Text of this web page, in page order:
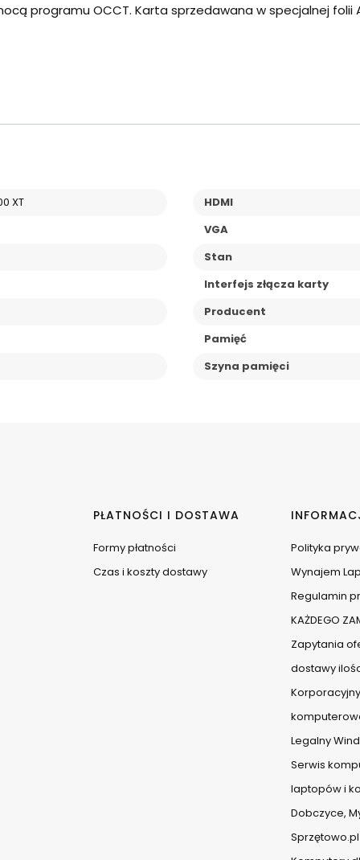
programu OCCT. Karta sprzedawana w specjalnej folii
XT HDMI
VGA
Stan
Interfejs złącza karty
Producent
Pamięć
Szyna pamięci
PŁATNOŚCI I DOSTAWA
Formy płatności
Czas i koszty dostawy
Polityka
Wynajem
Regulamin
KAŻDEGO
Zapytania
dostawy
Legalny
Serwis
laptopów i
Dobczyce,
Sprzętowo.pl